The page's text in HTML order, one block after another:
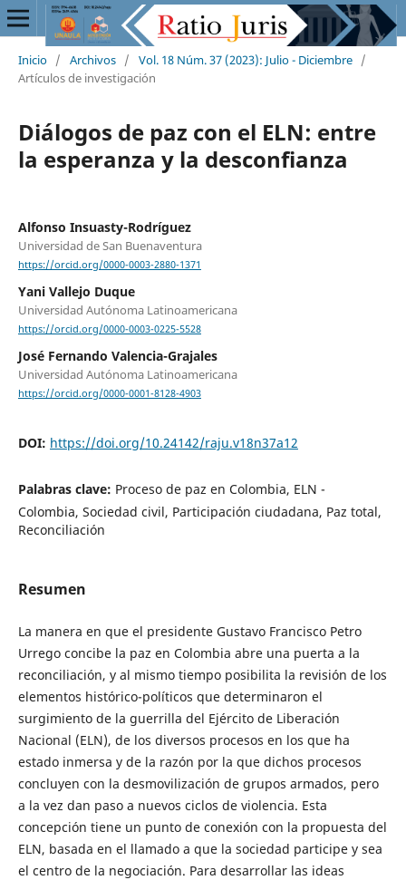
Inicio / Archivos / Vol. 18 Núm. 37 (2023): Julio - Diciembre /
Artículos de investigación
Diálogos de paz con el ELN: entre
la esperanza y la desconfianza
Alfonso Insuasty-Rodríguez
Universidad de San Buenaventura
https://orcid.org/0000-0003-2880-1371
Yani Vallejo Duque
Universidad Autónoma Latinoamericana
https://orcid.org/0000-0003-0225-5528
José Fernando Valencia-Grajales
Universidad Autónoma Latinoamericana
https://orcid.org/0000-0001-8128-4903
DOI: https://doi.org/10.24142/raju.v18n37a12
Palabras clave: Proceso de paz en Colombia, ELN -
Colombia, Sociedad civil, Participación ciudadana, Paz total,
Reconciliación
Resumen
La manera en que el presidente Gustavo Francisco Petro
Urrego concibe la paz en Colombia abre una puerta a la
reconciliación, y al mismo tiempo posibilita la revisión de los
elementos histórico-políticos que determinaron el
surgimiento de la guerrilla del Ejército de Liberación
Nacional (ELN), de los diversos procesos en los que ha
estado inmersa y de la razón por la que dichos procesos
concluyen con la desmovilización de grupos armados, pero
a la vez dan paso a nuevos ciclos de violencia. Esta
concepción tiene un punto de conexión con la propuesta del
ELN, basada en el llamado a que la sociedad participe y sea
el centro de la negociación. Para desarrollar las ideas